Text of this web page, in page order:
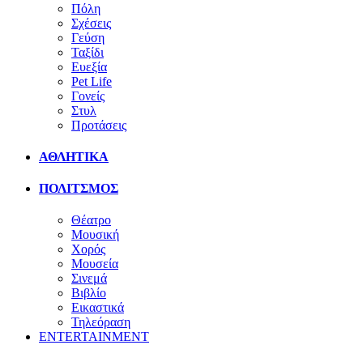
Πόλη
Σχέσεις
Γεύση
Ταξίδι
Ευεξία
Pet Life
Γονείς
Στυλ
Προτάσεις
ΑΘΛΗΤΙΚΑ
ΠΟΛΙΤΣΜΟΣ
Θέατρο
Μουσική
Χορός
Μουσεία
Σινεμά
Βιβλίο
Εικαστικά
Τηλεόραση
ENTERTAINMENT